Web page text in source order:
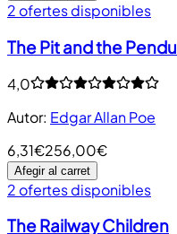
2 ofertes disponibles
The Pit and the
4,0
Autor: Edgar Allan Poe
6,31€256,00€
Afegir al carret
2 ofertes disponibles
The Railway Children